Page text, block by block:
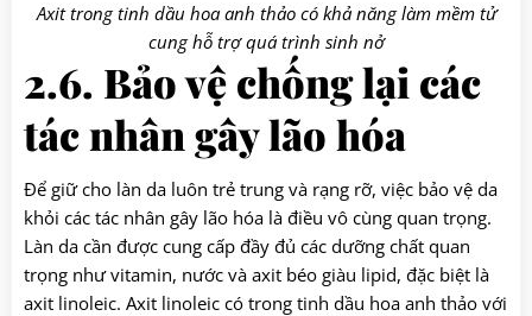
Axit trong tinh dầu hoa anh thảo có khả năng làm mềm tử
cung hỗ trợ quá trình sinh nở
2.6. Bảo vệ chống lại các
tác nhân gây lão hóa
Để giữ cho làn da luôn trẻ trung và rạng rỡ, việc bảo vệ da
khỏi các tác nhân gây lão hóa là điều vô cùng quan trọng.
Làn da cần được cung cấp đầy đủ các dưỡng chất quan
trọng như vitamin, nước và axit béo giàu lipid, đặc biệt là
axit linoleic. Axit linoleic có trong tinh dầu hoa anh thảo với